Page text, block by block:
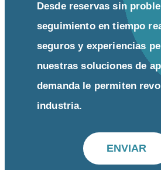
Desde reservas sin
seguimiento en tiempo
seguros y experiencias
nuestras soluciones de
demanda le permiten
industria.
ENVIAR